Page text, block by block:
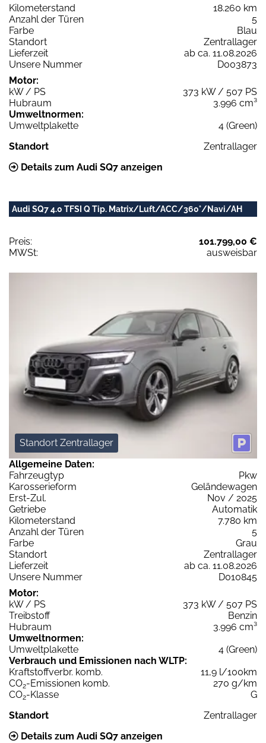
Kilometerstand
18.260 km
Anzahl der Türen
5
Farbe
Blau
Standort
Zentrallager
Lieferzeit
ab ca. 11.08.2026
Unsere Nummer
D003873
Motor:
kW / PS
373 kW / 507 PS
Hubraum
3.996 cm³
Umweltnormen:
Umweltplakette
4 (Green)
Standort
Zentrallager
Details zum Audi SQ7 anzeigen
Audi SQ7 4.0 TFSI Q Tip. Matrix/Luft/ACC/360°/Navi/AH
Preis:
101.799,00 €
MWSt:
ausweisbar
Standort Zentrallager
Allgemeine Daten:
Fahrzeugtyp
Pkw
Karosserieform
Geländewagen
Erst-Zul.
Nov / 2025
Getriebe
Automatik
Kilometerstand
7.780 km
Anzahl der Türen
5
Farbe
Grau
Standort
Zentrallager
Lieferzeit
ab ca. 11.08.2026
Unsere Nummer
D010845
Motor:
kW / PS
373 kW / 507 PS
Treibstoff
Benzin
Hubraum
3.996 cm³
Umweltnormen:
Umweltplakette
4 (Green)
Verbrauch und Emissionen nach WLTP:
Kraftstoffverbr. komb.
11,9 l/100km
CO2-Emissionen komb.
270 g/km
CO2-Klasse
G
Standort
Zentrallager
Details zum Audi SQ7 anzeigen